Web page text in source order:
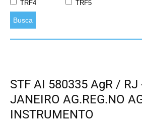
TRF4
TRF5
Busca
STF AI 580335 AgR / RJ
JANEIRO AG.REG.NO
INSTRUMENTO